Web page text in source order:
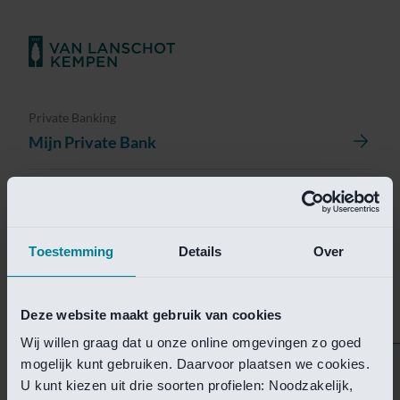
Toestemming Details Over
Deze website maakt gebruik van cookies
Wij willen graag dat u onze online omgevingen zo goed
mogelijk kunt gebruiken. Daarvoor plaatsen we cookies.
U kunt kiezen uit drie soorten profielen: Noodzakelijk,
Private Banking
Mijn Private Bank
Helaas is deze pagina